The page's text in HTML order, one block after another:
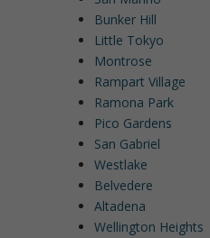
Bunker Hill
Little Tokyo
Montrose
Rampart Village
Ramona Park
Pico Gardens
San Gabriel
Westlake
Belvedere
Altadena
Wellington Heights